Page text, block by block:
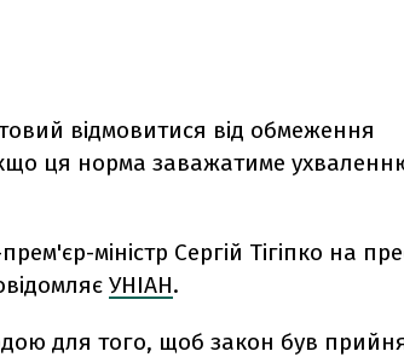
відмовитися від обмеження
ця норма заважатиме
міністр Сергій Тігіпко на
УНІАН.
для того, щоб закон був